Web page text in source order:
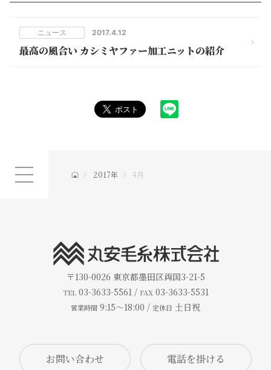
2017.4.12
ニュース
最高の風合い カシミヤファー加工ニットの紹介
2017年 4月
〒130-0026 東京都墨田区両国3-21-5
TEL03-3633-5561 / FAX03-3633-5531
営業時間 9:15～18:00 / 定休日 土日祝
お問い合わせ